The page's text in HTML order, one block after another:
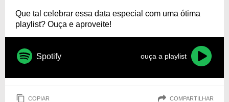
Que tal celebrar essa data especial com uma ótima
playlist? Ouça e aproveite!
Spotify ouça a playlist
COPIAR COMPARTILHAR